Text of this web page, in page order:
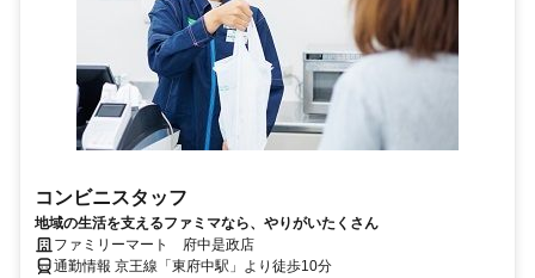
コンビニスタッフ
地域の生活を支えるファミマなら、やりがいたくさん
ファミリーマート 府中是政店
通勤情報 京王線「東府中駅」より徒歩10分